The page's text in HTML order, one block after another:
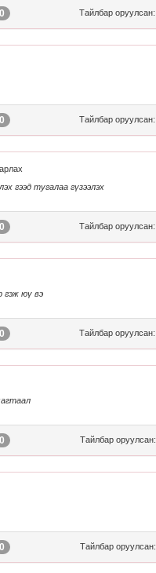
Тайлбар оруулсан:
0
Тайлбар оруулсан:
0
гээд тугалаа гүзээлэх
Тайлбар оруулсан:
0
гэж юү вэ
Тайлбар оруулсан:
0
Тайлбар оруулсан:
0
Тайлбар оруулсан:
0